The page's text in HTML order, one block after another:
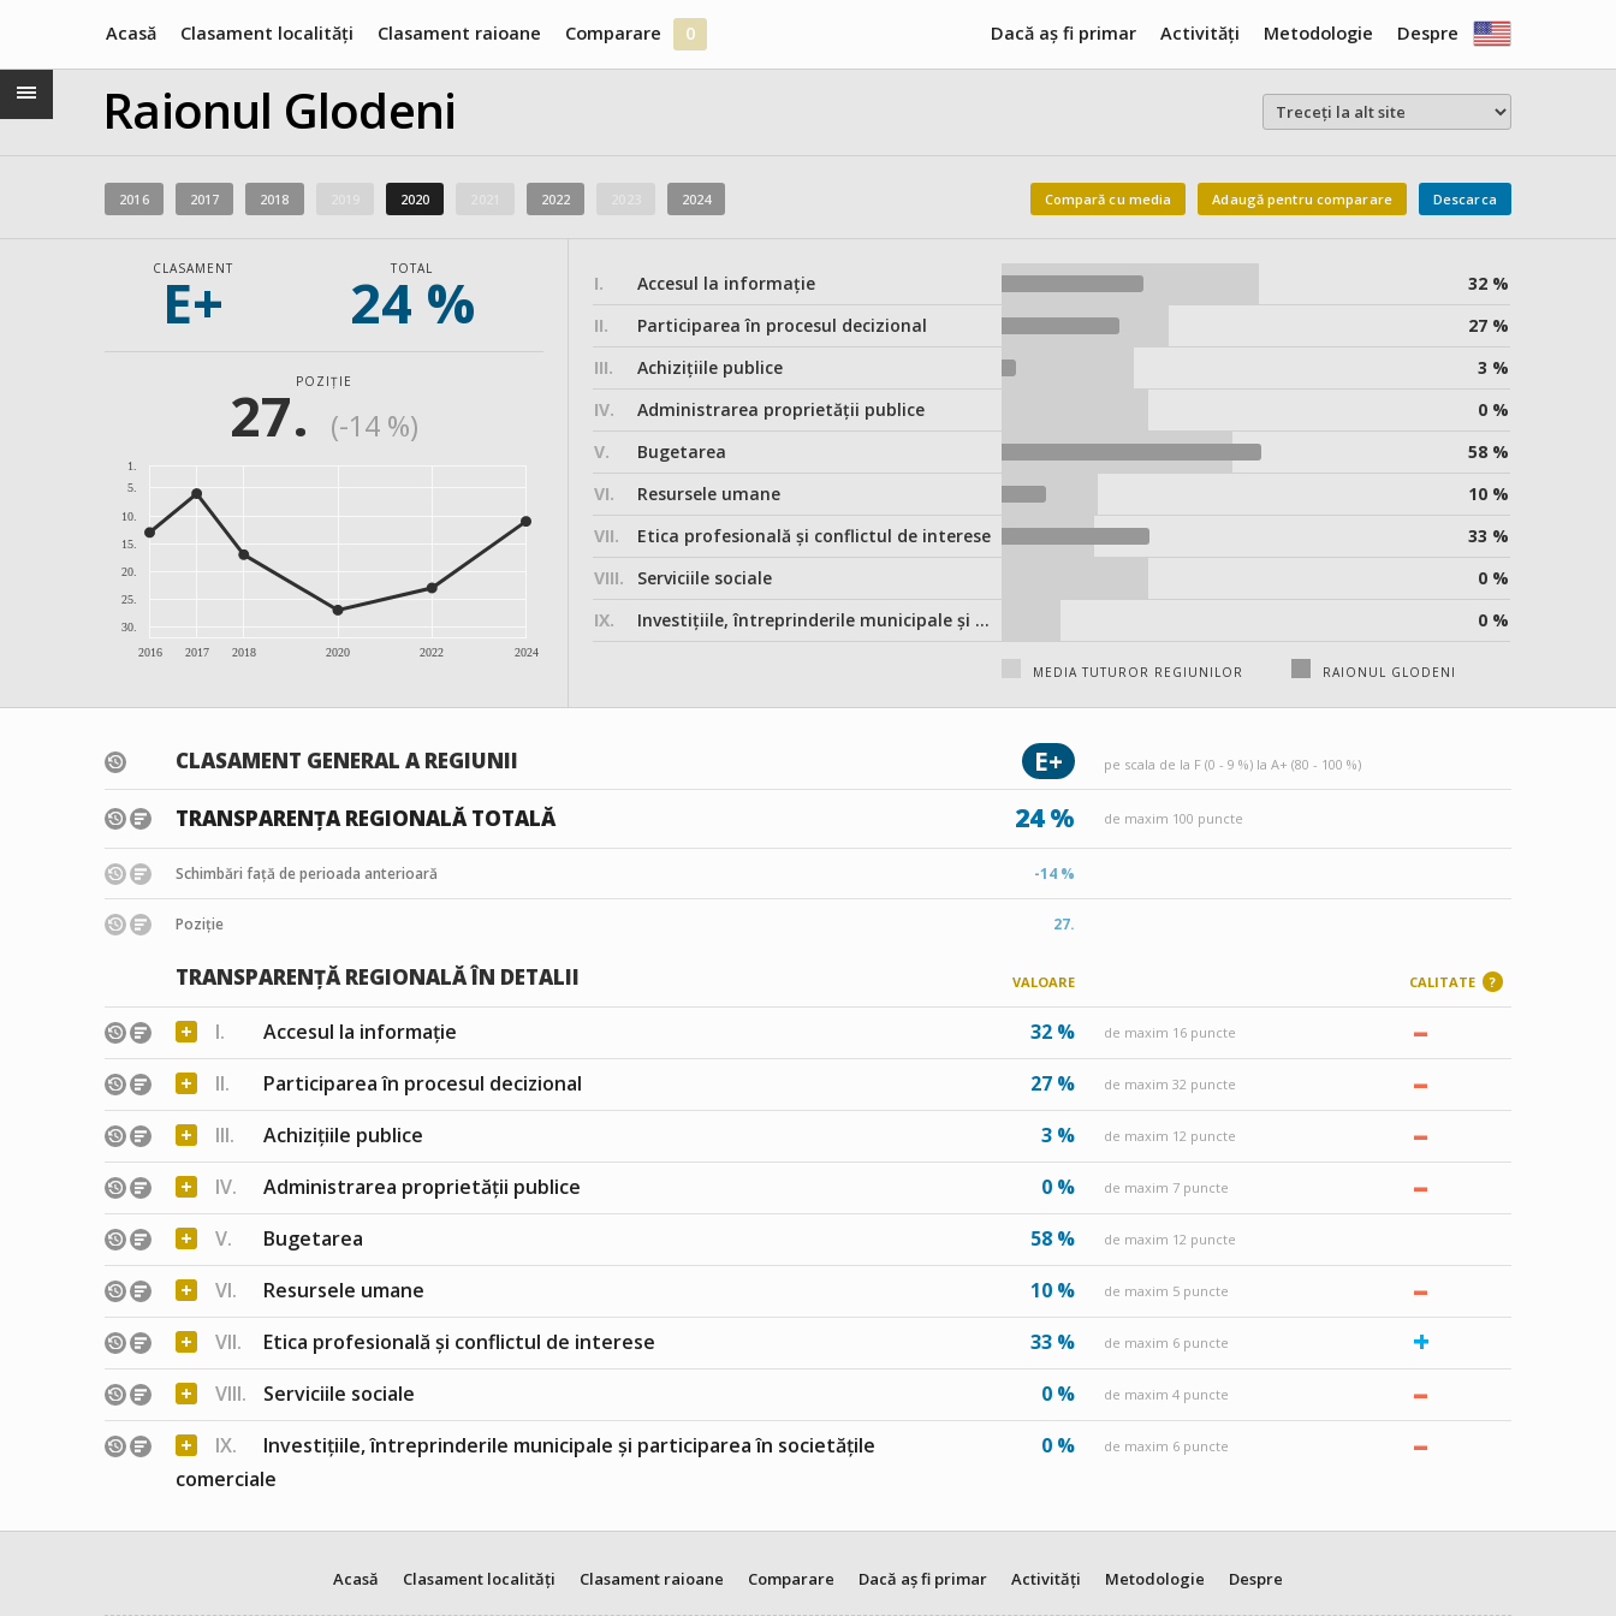
Acasă Despre
Clasament localități Metodologie
Clasament raioane Activități
Comparare 0 Dacă aș fi primar
Raionul Glodeni
2016 2017 2018 2020 2022 2024 Descarca
Adaugă pentru comparare
Compară cu media
CLASAMENT
E+ TOTAL
24 %
POZIȚIE
27. (-14 %)
2016 2017 2018 2020 2022 2024
1.
5.
10.
15.
20.
25.
30.
I. Accesul la informație
32 %
II.
Participarea în procesul decizional
27 %
III.
Achizițiile publice
3 %
IV.
Administrarea proprietății publice
0 %
V.
Bugetarea
58 %
VI.
Resursele umane
10 %
VII.
Etica profesională și conflictul de interese
33 %
VIII.
Serviciile sociale
0 %
IX.
Investițiile, întreprinderile municipale și participarea în societățile comerciale 0 %
MEDIA TUTUROR REGIUNILOR RAIONUL GLODENI
CLASAMENT GENERAL A REGIUNII E+ pe scala de la F (0 - 9 %) la A+ (80 - 100 %)
TRANSPARENȚA REGIONALĂ TOTALĂ 24 % de maxim 100 puncte
Schimbări față de perioada anterioară -14 %
Poziție 27.
TRANSPARENȚĂ REGIONALĂ ÎN DETALII VALOARE CALITATE ?
+ I. Accesul la informație 32 % de maxim 16 puncte –
+ II. Participarea în procesul decizional 27 % de maxim 32 puncte –
+ III. Achizițiile publice 3 % de maxim 12 puncte –
+ IV. Administrarea proprietății publice 0 % de maxim 7 puncte –
+ V. Bugetarea 58 % de maxim 12 puncte
+ VI. Resursele umane 10 % de maxim 5 puncte –
+ VII. Etica profesională și conflictul de interese 33 % de maxim 6 puncte +
+ VIII. Serviciile sociale 0 % de maxim 4 puncte –
+ IX.
Investițiile, întreprinderile municipale și participarea în societățile
comerciale
0 % de maxim 6 puncte –
Acasă Clasament localități Clasament raioane Comparare Dacă aș fi primar Activități Metodologie Despre